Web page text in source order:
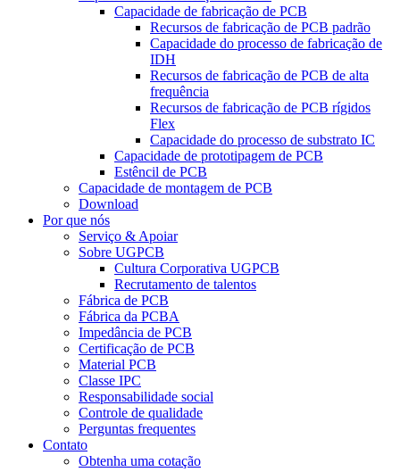
Capacidade de fabricação de PCB
Recursos de fabricação de PCB padrão
Capacidade do processo de fabricação de
IDH
Recursos de fabricação de PCB de alta
frequência
Recursos de fabricação de PCB rígidos
Flex
Capacidade do processo de substrato IC
Capacidade de prototipagem de PCB
Estêncil de PCB
Capacidade de montagem de PCB
Download
Por que nós
Serviço & Apoiar
Sobre UGPCB
Cultura Corporativa UGPCB
Recrutamento de talentos
Fábrica de PCB
Fábrica da PCBA
Impedância de PCB
Certificação de PCB
Material PCB
Classe IPC
Responsabilidade social
Controle de qualidade
Perguntas frequentes
Contato
Obtenha uma cotação